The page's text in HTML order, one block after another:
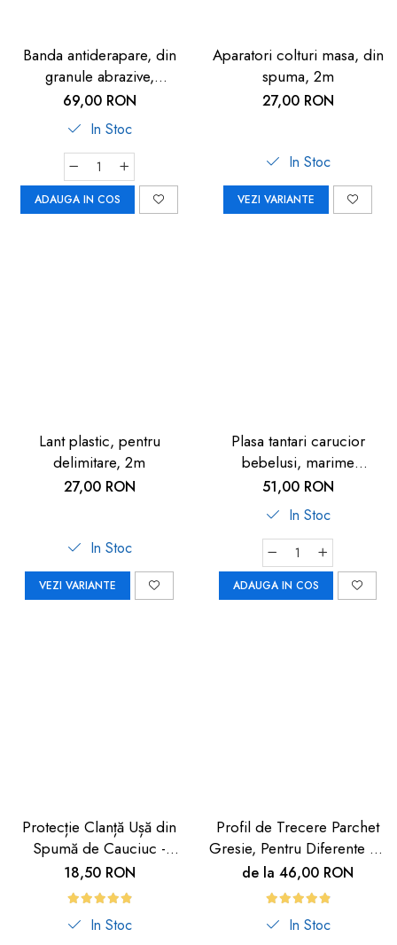
Banda antiderapare, din
granule abrazive,
autoadeziva, 5m, neagra
69,00 RON
In Stoc
ADAUGA IN COS
Aparatori colturi masa, din
spuma, 2m
27,00 RON
In Stoc
VEZI VARIANTE
Lant plastic, pentru
delimitare, 2m
27,00 RON
In Stoc
VEZI VARIANTE
Plasa tantari carucior
bebelusi, marime
universala, neagra, Reer
BiteSafe
51,00 RON
In Stoc
ADAUGA IN COS
Protecție Clanță Ușă din
Spumă de Cauciuc -
Siguranță pentru Copii |
Car Boy Safety
18,50 RON
In Stoc
Profil de Trecere Parchet
Gresie, Pentru Diferente de
Nivel, Autoadeziv, Culoare
Lemn Deschis, 90cm
de la 46,00 RON
In Stoc